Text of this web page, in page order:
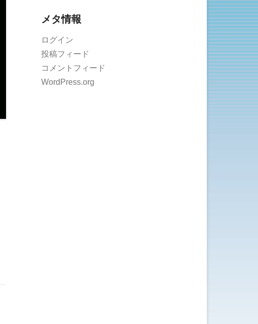
メタ情報
ログイン
投稿フィード
コメントフィード
WordPress.org